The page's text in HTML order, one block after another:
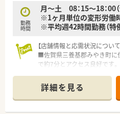
勤務
時間
月～土 08：15～18：00
※1ヶ月単位の変形労働
※平均週42時間勤務（特
【店舗情報と応需状況について
■佐賀県三養基郡みやき町に
で約7分とアクセス良好です。
方箋に対応しています。
■薬剤師は常勤3名、パート1
パート1名と充実した人員体
詳細を見る